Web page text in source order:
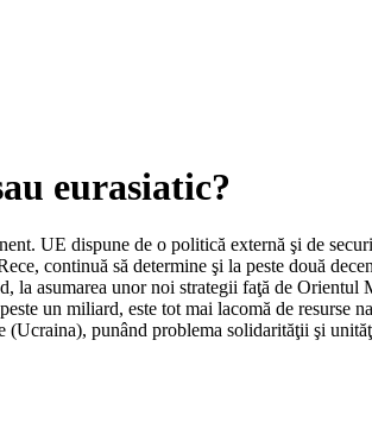
eurasiatic?
UE dispune de o politică externă şi de
continuă să determine şi la peste două
la asumarea unor noi strategii faţă de
un miliard, este tot mai lacomă de resurse
punând problema solidarităţii şi